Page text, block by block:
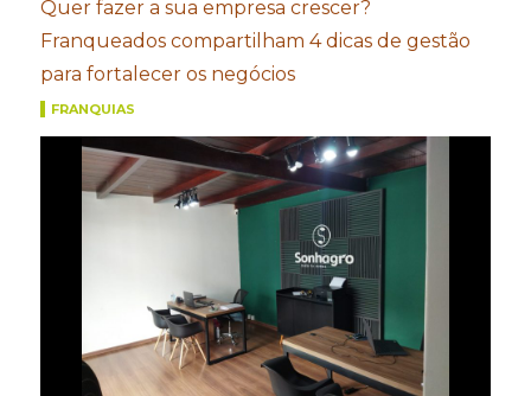
Quer fazer a sua empresa crescer?
Franqueados compartilham 4 dicas de gestão
para fortalecer os negócios
FRANQUIAS